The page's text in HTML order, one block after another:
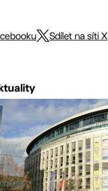
Sdílet na síti X